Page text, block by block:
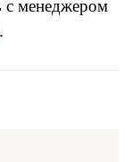
с менеджером
.